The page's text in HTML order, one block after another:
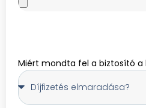
Miért mondta fel a biztosító a